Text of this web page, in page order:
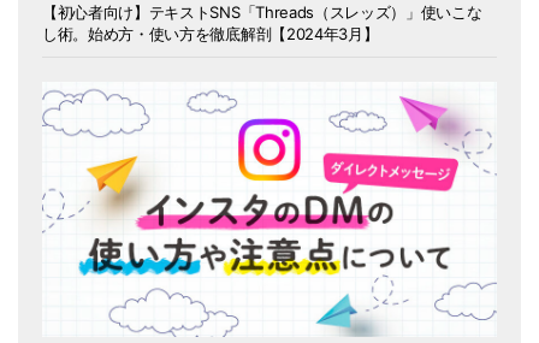
【初心者向け】テキストSNS「Threads（スレッズ）」使いこな
し術。始め方・使い方を徹底解剖【2024年3月】